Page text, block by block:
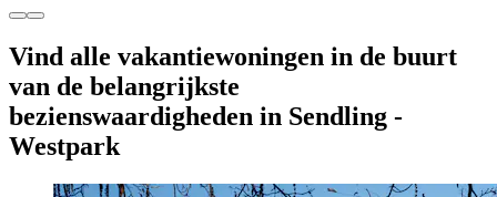
Vind alle vakantiewoningen in de buurt
van de belangrijkste
bezienswaardigheden in Sendling -
Westpark